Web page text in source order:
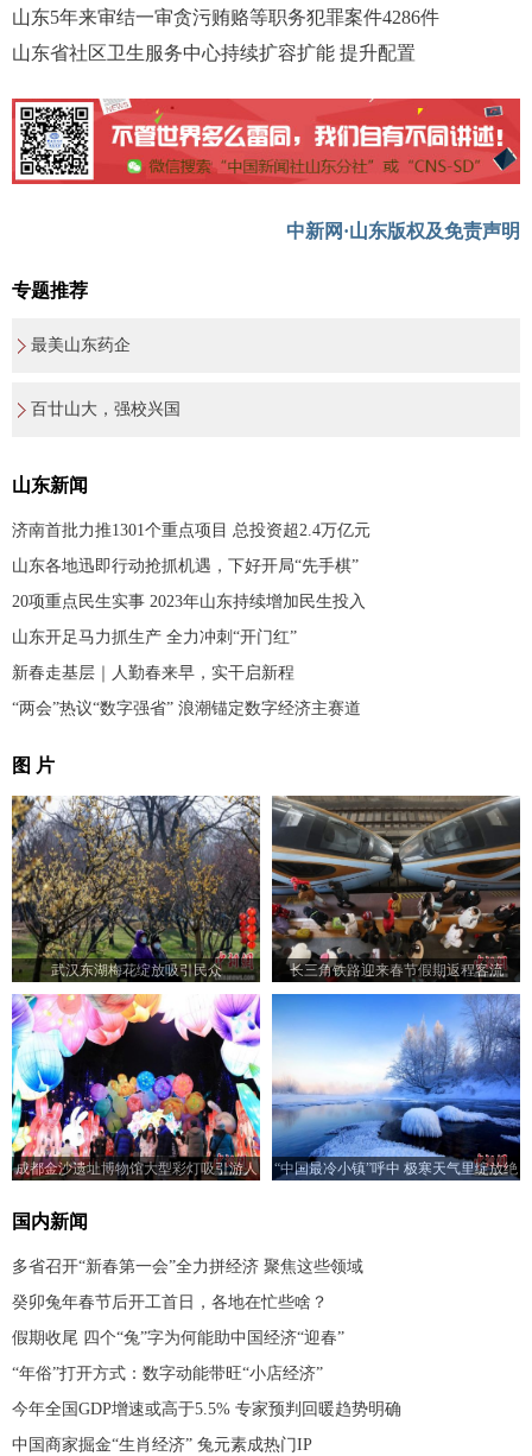
山东5年来审结一审贪污贿赂等职务犯罪案件4286件
山东省社区卫生服务中心持续扩容扩能 提升配置
中新网·山东版权及免责声明
专题推荐
最美山东药企
百廿山大，强校兴国
山东新闻
济南首批力推1301个重点项目 总投资超2.4万亿元
山东各地迅即行动抢抓机遇，下好开局“先手棋”
20项重点民生实事 2023年山东持续增加民生投入
山东开足马力抓生产 全力冲刺“开门红”
新春走基层｜人勤春来早，实干启新程
“两会”热议“数字强省” 浪潮锚定数字经济主赛道
图 片
武汉东湖梅花绽放吸引民众 长三角铁路迎来春节假期返程客流
成都金沙遗址博物馆大型彩灯吸引游人
“中国最冷小镇”呼中 极寒天气里绽放绝
国内新闻
多省召开“新春第一会”全力拼经济 聚焦这些领域
癸卯兔年春节后开工首日，各地在忙些啥？
假期收尾 四个“兔”字为何能助中国经济“迎春”
“年俗”打开方式：数字动能带旺“小店经济”
今年全国GDP增速或高于5.5% 专家预判回暖趋势明确
中国商家掘金“生肖经济” 兔元素成热门IP